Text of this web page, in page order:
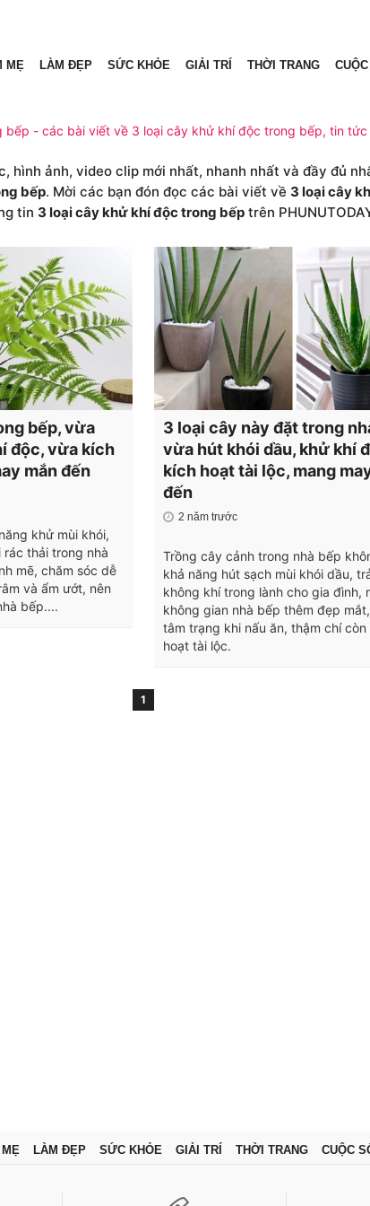
MẸ LÀM ĐẸP SỨC KHỎE GIẢI TRÍ THỜI TRANG
bếp - các bài viết về 3 loại cây khử khí độc trong bếp, tin tức
hình ảnh, video clip mới nhất, nhanh nhất và đầy đủ
bếp. Mời các bạn đón đọc các bài viết về 3 loại cây
tin 3 loại cây khử khí độc trong bếp trên
bếp, vừa
độc, vừa kích
mắn đến
khử mùi khói,
rác thải trong nhà
mẽ, chăm sóc dễ
và ẩm ướt, nên
bếp....
3 loại cây này đặt trong
vừa hút khói dầu, khử khí
kích hoạt tài lộc, mang
đến
2 năm trước
Trồng cây cảnh trong nhà bếp
khả năng hút sạch mùi khói dầu,
không khí trong lành cho gia đình,
không gian nhà bếp thêm đẹp
tâm trạng khi nấu ăn, thậm chí
hoạt tài lộc.
1
LÀM ĐẸP SỨC KHỎE GIẢI TRÍ THỜI TRANG CUỘC